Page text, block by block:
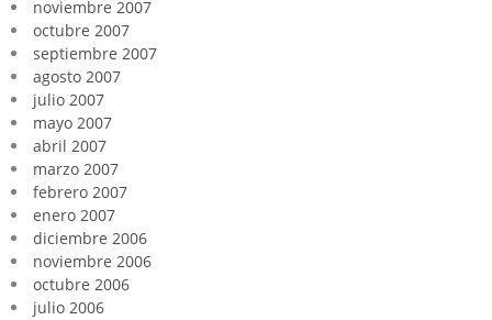
noviembre 2007
octubre 2007
septiembre 2007
agosto 2007
julio 2007
mayo 2007
abril 2007
marzo 2007
febrero 2007
enero 2007
diciembre 2006
noviembre 2006
octubre 2006
julio 2006